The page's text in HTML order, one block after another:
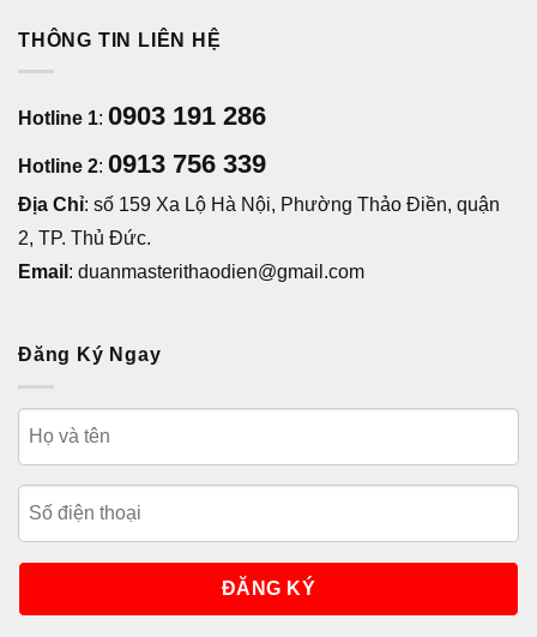
THÔNG TIN LIÊN HỆ
Hotline 1: 0903 191 286
Hotline 2: 0913 756 339
Địa Chỉ: số 159 Xa Lộ Hà Nội, Phường Thảo Điền, quận
2, TP. Thủ Đức.
Email : duanmasterithaodien@gmail.com
Đăng Ký Ngay